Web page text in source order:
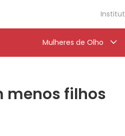
Mulheres de Olho
menos filhos